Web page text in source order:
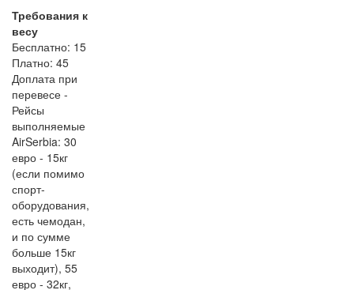
Требования к
весу
Бесплатно: 15
Платно: 45
Доплата при
перевесе -
Рейсы
выполняемые
AirSerbia: 30
евро - 15кг
(если помимо
спорт-
оборудования,
есть чемодан,
и по сумме
больше 15кг
выходит), 55
евро - 32кг,